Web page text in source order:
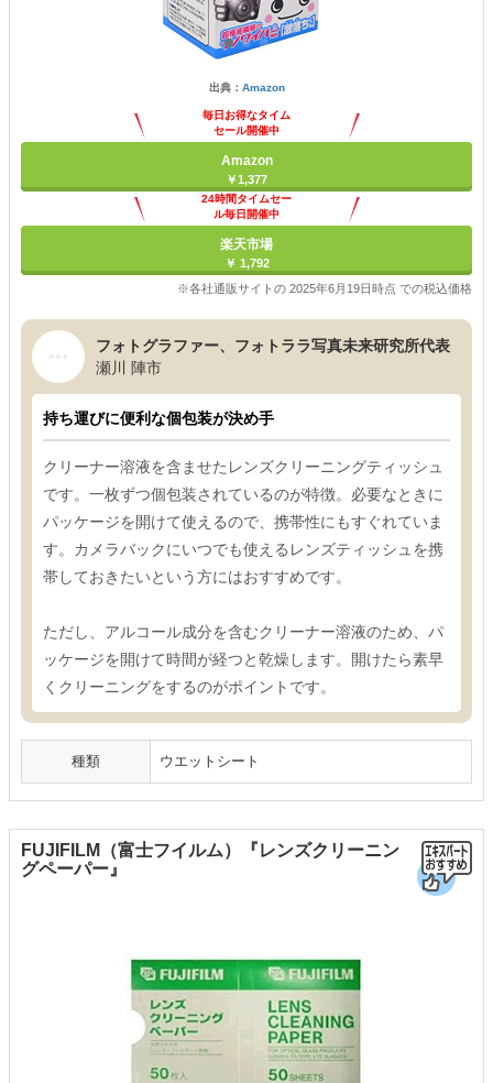
出典： Amazon
毎日お得なタイム
セール開催中
Amazon
￥1,377
24時間タイムセー
ル毎日開催中
楽天市場
￥ 1,792
※各社通販サイトの 2025年6月19日時点 での税込価格
フォトグラファー、フォトララ写真未来研究所代表
瀬川 陣市
持ち運びに便利な個包装が決め手
クリーナー溶液を含ませたレンズクリーニングティッシュ
です。一枚ずつ個包装されているのが特徴。必要なときに
パッケージを開けて使えるので、携帯性にもすぐれていま
す。カメラバックにいつでも使えるレンズティッシュを携
帯しておきたいという方にはおすすめです。
ただし、アルコール成分を含むクリーナー溶液のため、パ
ッケージを開けて時間が経つと乾燥します。開けたら素早
くクリーニングをするのがポイントです。
種類 ウエットシート
FUJIFILM（富士フイルム）『レンズクリーニン
グペーパー』